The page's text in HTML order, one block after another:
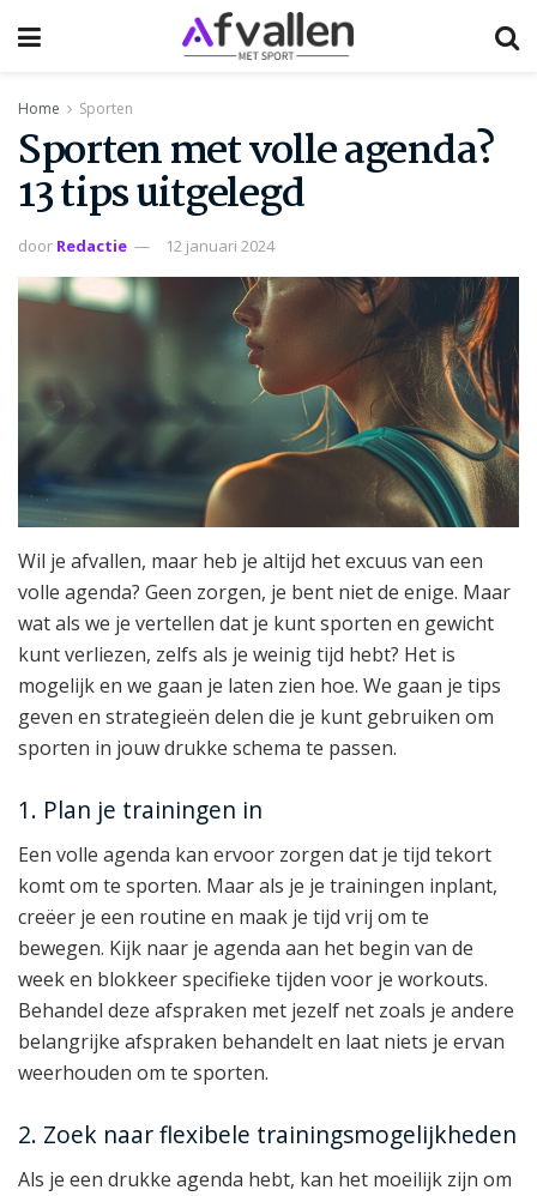
Home Sporten
Sporten met volle agenda?
13 tips uitgelegd
door Redactie 12 januari 2024
Wil je afvallen, maar heb je altijd het excuus van een
volle agenda? Geen zorgen, je bent niet de enige. Maar
wat als we je vertellen dat je kunt sporten en gewicht
kunt verliezen, zelfs als je weinig tijd hebt? Het is
mogelijk en we gaan je laten zien hoe. We gaan je tips
geven en strategieën delen die je kunt gebruiken om
sporten in jouw drukke schema te passen.
1. Plan je trainingen in
Een volle agenda kan ervoor zorgen dat je tijd tekort
komt om te sporten. Maar als je je trainingen inplant,
creëer je een routine en maak je tijd vrij om te
bewegen. Kijk naar je agenda aan het begin van de
week en blokkeer specifieke tijden voor je workouts.
Behandel deze afspraken met jezelf net zoals je andere
belangrijke afspraken behandelt en laat niets je ervan
weerhouden om te sporten.
2. Zoek naar flexibele trainingsmogelijkheden
Als je een drukke agenda hebt, kan het moeilijk zijn om